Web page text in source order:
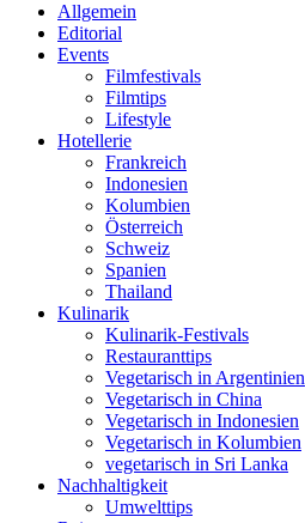
Allgemein
Editorial
Events
Filmfestivals
Filmtips
Lifestyle
Hotellerie
Frankreich
Indonesien
Kolumbien
Österreich
Schweiz
Spanien
Thailand
Kulinarik
Kulinarik-Festivals
Restauranttips
Vegetarisch in Argentinien
Vegetarisch in China
Vegetarisch in Indonesien
Vegetarisch in Kolumbien
vegetarisch in Sri Lanka
Nachhaltigkeit
Umwelttips